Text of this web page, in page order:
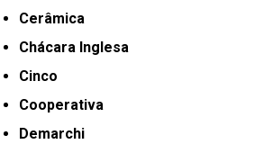
Cerâmica
Chácara Inglesa
Cinco
Cooperativa
Demarchi